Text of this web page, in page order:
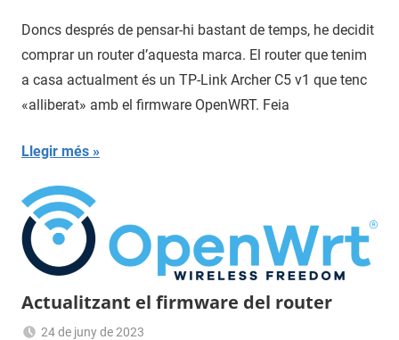
Navas
Doncs després de pensar-hi bastant de temps, he decidit
comprar un router d’aquesta marca. El router que tenim
a casa actualment és un TP-Link Archer C5 v1 que tenc
«alliberat» amb el firmware OpenWRT. Feia
Llegir més
Actualitzant el firmware del router
24 de juny de 2023